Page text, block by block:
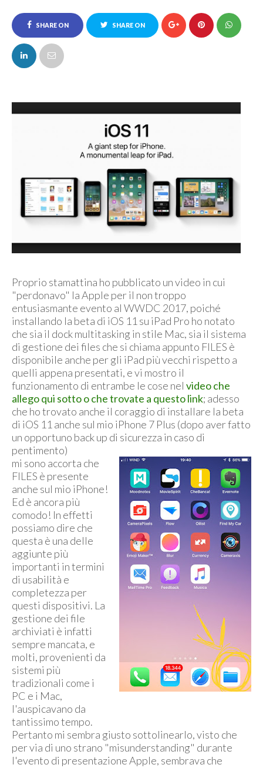
SHARE ON
FACEBOOK
SHARE ON
Proprio stamattina ho pubblicato un video in cui
"perdonavo" la Apple per il non troppo
entusiasmante evento al WWDC 2017, poiché
installando la beta di iOS 11 su iPad Pro ho notato
che sia il dock multitasking in stile Mac, sia il sistema
di gestione dei files che si chiama appunto FILES è
disponibile anche per gli iPad più vecchi rispetto a
quelli appena presentati, e vi mostro il
funzionamento di entrambe le cose nel video che
allego qui sotto o che trovate a questo link; adesso
che ho trovato anche il coraggio di installare la beta
di iOS 11 anche sul mio iPhone 7 Plus (dopo aver fatto
un opportuno back up di sicurezza in caso di
pentimento)
mi sono accorta che
FILES è presente
anche sul mio iPhone!
Ed è ancora più
comodo! In effetti
possiamo dire che
questa è una delle
aggiunte più
importanti in termini
di usabilità e
completezza per
questi dispositivi. La
gestione dei file
archiviati è infatti
sempre mancata, e
molti, provenienti da
sistemi più
tradizionali come i
PC e i Mac,
l'auspicavano da
tantissimo tempo.
Pertanto mi sembra giusto sottolinearlo, visto che
per via di uno strano "misunderstanding" durante
l'evento di presentazione Apple, sembrava che